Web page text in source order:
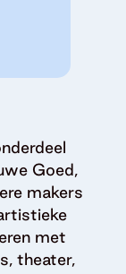
Goed,
makers
met
theater,